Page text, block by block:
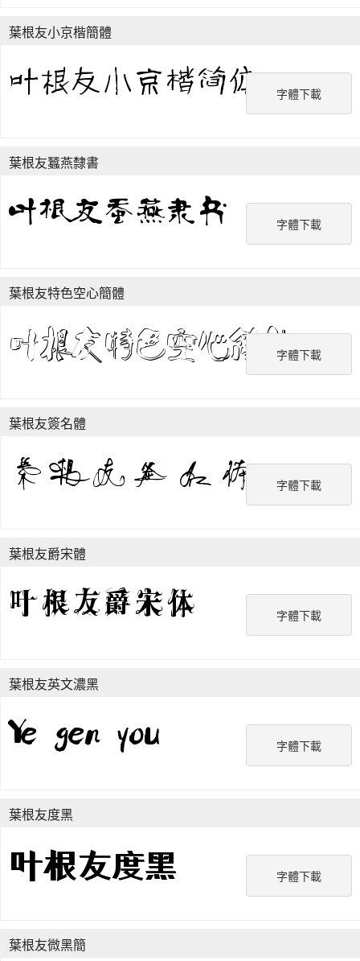
字體下載
葉根友小京楷簡體
字體下載
葉根友蠶燕隸書
字體下載
葉根友特色空心簡體
字體下載
葉根友簽名體
字體下載
葉根友爵宋體
字體下載
葉根友英文濃黑
字體下載
葉根友度黑
葉根友微黑簡